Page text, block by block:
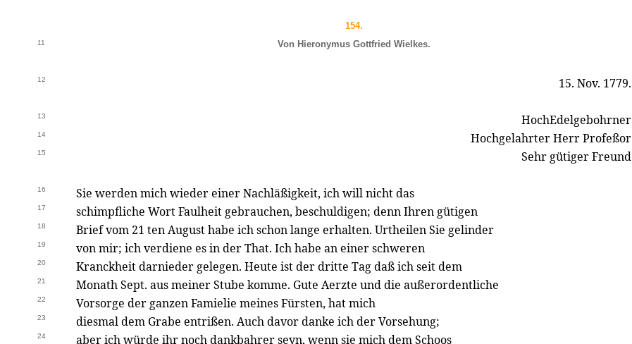
154.
11 Von Hieronymus Gottfried Wielkes.
12 15. Nov. 1779.
13 HochEdelgebohrner
14 Hochgelahrter Herr Profeßor
15 Sehr gütiger Freund
16 Sie werden mich wieder einer Nachläßigkeit, ich will nicht das
17 schimpfliche Wort Faulheit gebrauchen, beschuldigen; denn Ihren gütigen
18 Brief vom 21 ten August habe ich schon lange erhalten. Urtheilen Sie gelinder
19 von mir; ich verdiene es in der That. Ich habe an einer schweren
20 Kranckheit darnieder gelegen. Heute ist der dritte Tag daß ich seit dem
21 Monath Sept. aus meiner Stube komme. Gute Aerzte und die außerordentliche
22 Vorsorge der ganzen Famielie meines Fürsten, hat mich
23 diesmal dem Grabe entrißen. Auch davor danke ich der Vorsehung;
24 aber ich würde ihr noch dankbahrer seyn, wenn sie mich dem Schoos